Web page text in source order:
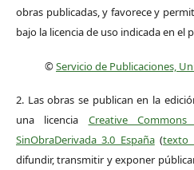
obras publicadas, y favorece y
bajo la licencia de uso indicada en el
©Servicio de Publicaciones,
2. Las obras se publican en la
una licencia Creative Commons
SinObraDerivada 3.0 España(texto
difundir, transmitir y exponer